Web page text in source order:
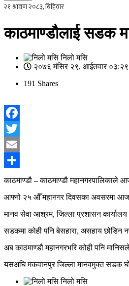
काठमाण्डाैलाई सडक
निलो मसि
२०७६ मंसिर २९, आईतवार
191 Shares
Facebook
Twitter
Email
काठमाण्डौ – काठमाण्डौ महानगरपालिकाले
आफ्नो २५ औँ महानगर दिवसका अवसरमा आज
मानव सेवा आश्रम, जिल्ला प्रशासन कार्यालय
सडकमा कोही पनि बेसहारा, असहाय छोडिन
अब काठमाण्डौ महानगरभरि कोही पनि
यसअघि मकवानपुर जिल्ला मानवमुक्त सडक
निलो मसि